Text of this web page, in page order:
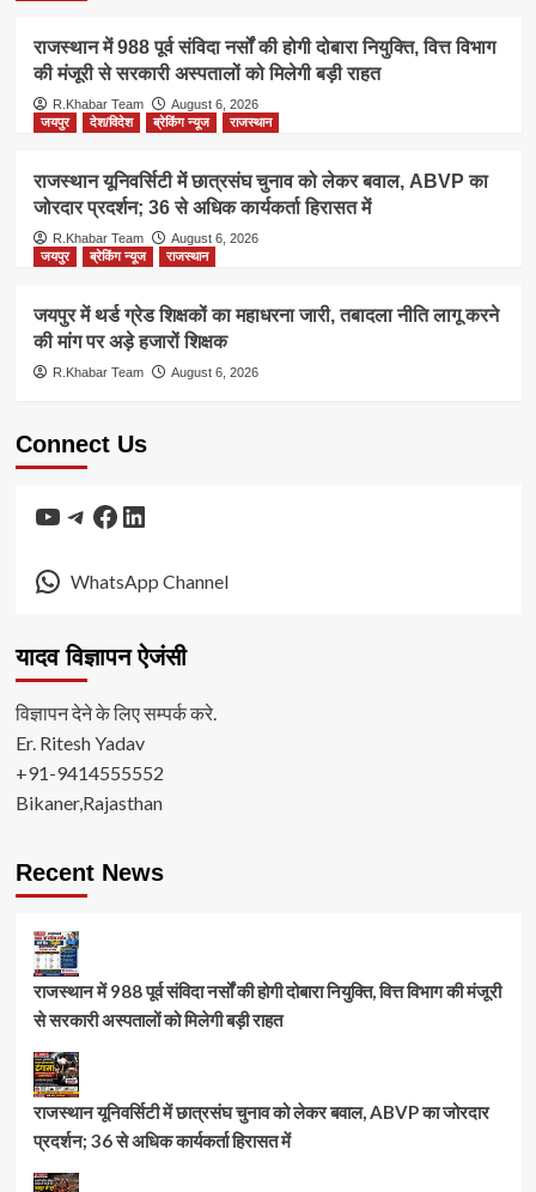
राजस्थान में 988 पूर्व संविदा नर्सों की होगी दोबारा नियुक्ति, वित्त विभाग
की मंजूरी से सरकारी अस्पतालों को मिलेगी बड़ी राहत
R.Khabar Team
August 6, 2026
जयपुर
देश/विदेश ब्रेकिंग न्यूज राजस्थान
राजस्थान यूनिवर्सिटी में छात्रसंघ चुनाव को लेकर बवाल, ABVP का
जोरदार प्रदर्शन; 36 से अधिक कार्यकर्ता हिरासत में
R.Khabar Team
August 6, 2026
जयपुर
ब्रेकिंग न्यूज राजस्थान
जयपुर में थर्ड ग्रेड शिक्षकों का महाधरना जारी, तबादला नीति लागू करने
की मांग पर अड़े हजारों शिक्षक
R.Khabar Team August 6, 2026
Connect Us
YouTube
Telegram
Facebook
LinkedIn
WhatsApp Channel
यादव विज्ञापन ऐजंसी
विज्ञापन देने के लिए सम्पर्क करे.
Er. Ritesh Yadav
+91-9414555552
Bikaner,Rajasthan
Recent News
राजस्थान में 988 पूर्व संविदा नर्सों की होगी दोबारा नियुक्ति, वित्त विभाग की मंजूरी
से सरकारी अस्पतालों को मिलेगी बड़ी राहत
राजस्थान यूनिवर्सिटी में छात्रसंघ चुनाव को लेकर बवाल, ABVP का जोरदार
प्रदर्शन; 36 से अधिक कार्यकर्ता हिरासत में